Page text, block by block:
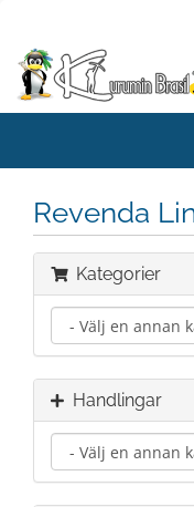
Revenda
Kategorier
Handlingar